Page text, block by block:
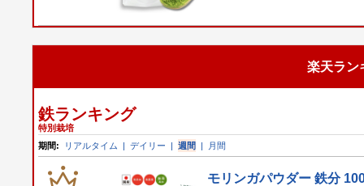
楽天ラン
鉄ランキング
特別栽培
期間:
リアルタイム |デイリー |週間 | 月間
モリンガパウダー 鉄分